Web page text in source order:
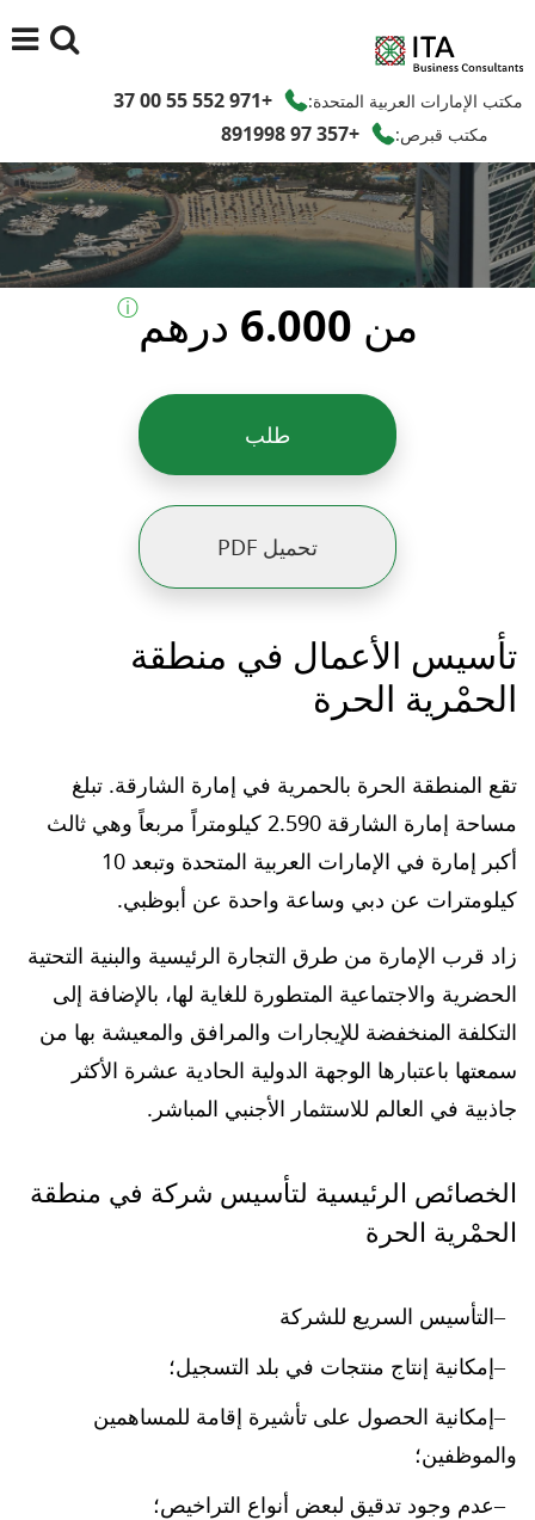
مكتب الإمارات العربية المتحدة: +971 552 55 00 37
مكتب قبرص: +357 97 891998
من 6.000 درهم ⓘ
طلب
تحميل PDF
تأسيس الأعمال في منطقة
الحمْرية الحرة
تقع المنطقة الحرة بالحمرية في إمارة الشارقة. تبلغ
مساحة إمارة الشارقة 2.590 كيلومتراً مربعاً وهي ثالث
أكبر إمارة في الإمارات العربية المتحدة وتبعد 10
كيلومترات عن دبي وساعة واحدة عن أبوظبي.
زاد قرب الإمارة من طرق التجارة الرئيسية والبنية التحتية
الحضرية والاجتماعية المتطورة للغاية لها، بالإضافة إلى
التكلفة المنخفضة للإيجارات والمرافق والمعيشة بها من
سمعتها باعتبارها الوجهة الدولية الحادية عشرة الأكثر
جاذبية في العالم للاستثمار الأجنبي المباشر.
الخصائص الرئيسية لتأسيس شركة في منطقة
الحمْرية الحرة
التأسيس السريع للشركة
إمكانية إنتاج منتجات في بلد التسجيل؛
إمكانية الحصول على تأشيرة إقامة للمساهمين
والموظفين؛
عدم وجود تدقيق لبعض أنواع التراخيص؛